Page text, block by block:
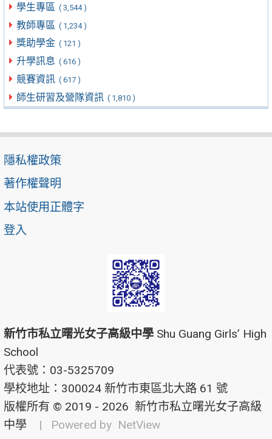
學生專區 ( 3,544 )
教師專區 ( 1,234 )
獎助學金 ( 121 )
升學訊息 ( 616 )
競賽資訊 ( 617 )
師生研習及營隊資訊 ( 1,810 )
隱私權政策
著作權聲明
本站使用正體字
登入
新竹市私立曙光女子高級中學 Shu Guang Girls’ High
School
代表號：03-5325709
學校地址：300024 新竹市東區北大路 61 號
版權所有 © 2019 - 2026 新竹市私立曙光女子高級
中學
| Powered by NetView